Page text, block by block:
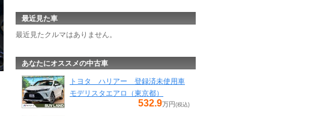
最近見た車
最近見たクルマはありません。
あなたにオススメの中古車
トヨタ ハリアー 登録済未使用車
モデリスタエアロ（東京都）
532.9万円(税込)